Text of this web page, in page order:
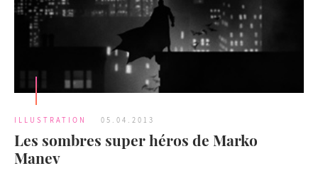
ILLUSTRATION 05.04.2013
Les sombres super héros de Marko
Manev